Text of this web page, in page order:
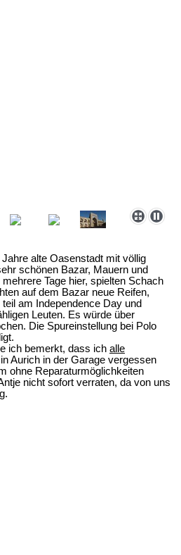
alte Oasenstadt mit völlig
schönen Bazar, Mauern und
Tage hier, spielten Schach
auf dem Bazar neue Reifen,
am Independence Day und
Leuten. Es würde über
Die Spureinstellung bei Polo
ich bemerkt, dass ich alle
in Aurich in der Garage vergessen
ohne Reparaturmöglichkeiten
nicht sofort verraten, da von uns